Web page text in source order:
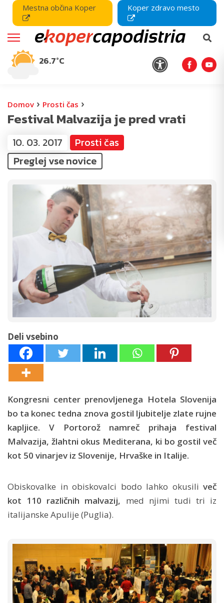
Mestna občina Koper Koper zdravo mesto
26.7°C
Domov › Prosti čas ›
Festival Malvazija je pred vrati
10. 03. 2017
Prosti čas
Preglej vse novice
Deli vsebino
Kongresni center prenovljenega Hotela Slovenija
bo ta konec tedna znova gostil ljubitelje zlate rujne
kapljice. V Portorož namreč prihaja festival
Malvazija, žlahtni okus Mediterana, ki bo gostil več
kot 50 vinarjev iz Slovenije, Hrvaške in Italije.
Obiskovalke in obiskovalci bodo lahko okusili več
kot 110 različnih malvazij, med njimi tudi tri iz
italijanske Apulije (Puglia).